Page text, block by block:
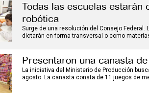
Todas las escuelas
robótica
Surge de una resolución del Consejo
dictarán en forma transversal o como
Presentaron una canasta
La iniciativa del Ministerio de Producción
agosto. La canasta consta de 11 juegos de